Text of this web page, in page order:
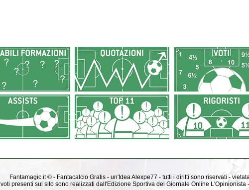
Fantamagic.it © - Fantacalcio Gratis - un'Idea Alexpe77 - tutti i diritti sono riservati -
I voti presenti sul sito sono realizzati dall'Edizione Sportiva del Giornale Online